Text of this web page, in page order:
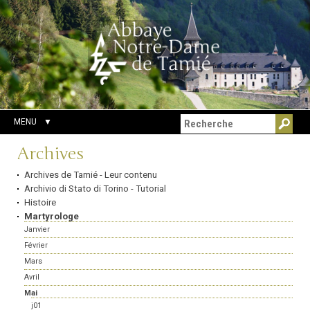
Aller
au
contenu.
|
Aller
à
la
navigation
Outils
personnels
Chercher par
Recherche
avancée…
MENU
Navigation
Archives
Archives de Tamié - Leur contenu
Archivio di Stato di Torino - Tutorial
Histoire
Martyrologe
Janvier
Février
Mars
Avril
Mai
j01